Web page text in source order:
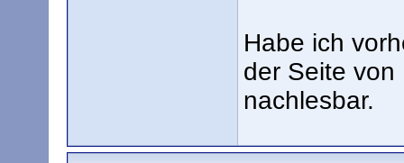
Habe ich
der Seite von
nachlesbar.